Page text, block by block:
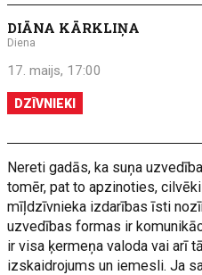
DIĀNA KĀRKLIŅA
Diena
17. maijs, 17:00
DZĪVNIEKI
Nereti gadās, ka suņa
tomēr, pat to apzinoties,
mīļdzīvnieka izdarības īsti
uzvedības formas ir
ir visa ķermeņa valoda vai arī
izskaidrojums un iemesli. Ja